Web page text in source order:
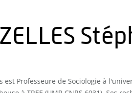
est Professeure de Sociologie à